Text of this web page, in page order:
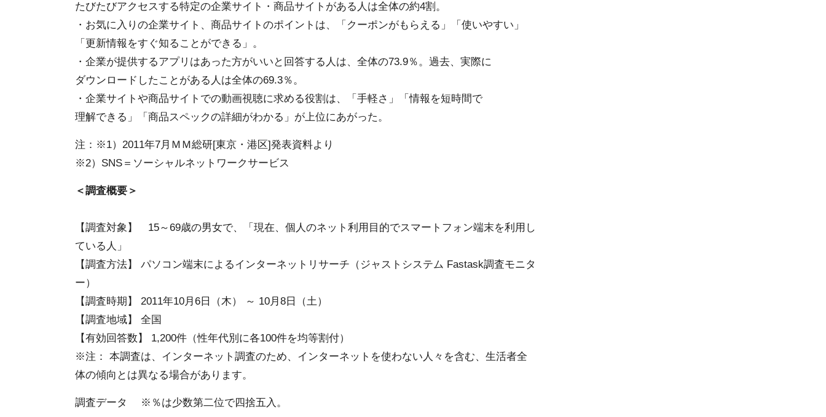
たびたびアクセスする特定の企業サイト・商品サイトがある人は全体の約4割。
・お気に入りの企業サイト、商品サイトのポイントは、「クーポンがもらえる」「使いやすい」
「更新情報をすぐ知ることができる」。
・企業が提供するアプリはあった方がいいと回答する人は、全体の73.9％。過去、実際に
ダウンロードしたことがある人は全体の69.3％。
・企業サイトや商品サイトでの動画視聴に求める役割は、「手軽さ」「情報を短時間で
理解できる」「商品スペックの詳細がわかる」が上位にあがった。
注：※1）2011年7月ＭＭ総研[東京・港区]発表資料より
※2）SNS＝ソーシャルネットワークサービス
＜調査概要＞
【調査対象】 15～69歳の男女で、「現在、個人のネット利用目的でスマートフォン端末を利用し
ている人」
【調査方法】 パソコン端末によるインターネットリサーチ（ジャストシステム Fastask調査モニタ
ー）
【調査時期】 2011年10月6日（木） ～ 10月8日（土）
【調査地域】 全国
【有効回答数】 1,200件（性年代別に各100件を均等割付）
※注： 本調査は、インターネット調査のため、インターネットを使わない人々を含む、生活者全
体の傾向とは異なる場合があります。
調査データ ※％は少数第二位で四捨五入。